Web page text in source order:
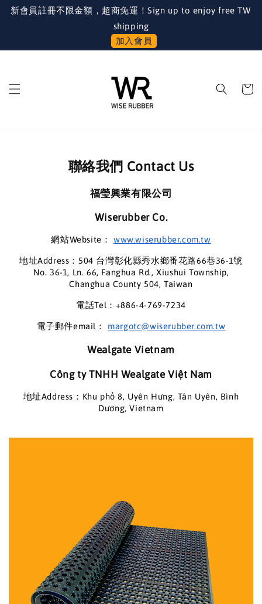
新會員註冊不限金額，超商免運！Sign up to enjoy free TW
shipping
加入會員
聯絡我們 Contact Us
福瑩興業有限公司
Wiserubber Co.
網站Website： www.wiserubber.com.tw
地址Address：504 台灣彰化縣秀水鄉番花路66巷36-1號
No. 36-1, Ln. 66, Fanghua Rd., Xiushui Township,
Changhua County 504, Taiwan
電話Tel：+886-4-769-7234
電子郵件email： margotc@wiserubber.com.tw
Wealgate Vietnam
Công ty TNHH Wealgate Việt Nam
地址Address：Khu phố 8, Uyên Hưng, Tân Uyên, Bình
Dương, Vietnam